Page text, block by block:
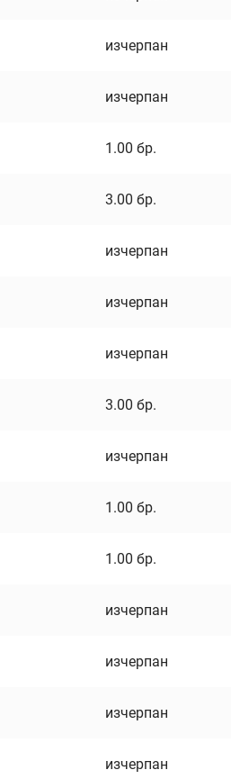
изчерпан
изчерпан
1.00 бр.
3.00 бр.
изчерпан
изчерпан
изчерпан
3.00 бр.
изчерпан
1.00 бр.
1.00 бр.
изчерпан
изчерпан
изчерпан
изчерпан